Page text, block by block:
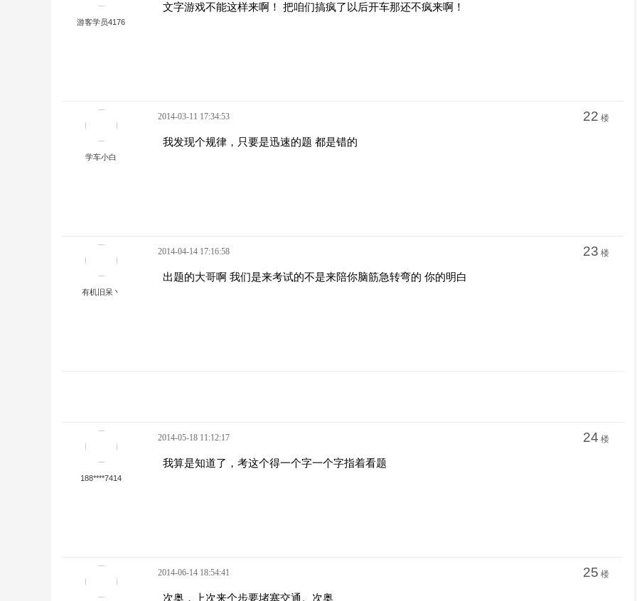
游客学员4176
文字游戏不能这样来啊！ 把咱们搞疯了以后开车那还不疯来啊！
学车小白
2014-03-11 17:34:53 22 楼
我发现个规律，只要是迅速的题 都是错的
有机旧呆丶
2014-04-14 17:16:58 23 楼
出题的大哥啊 我们是来考试的不是来陪你脑筋急转弯的 你的明白
188****7414
2014-05-18 11:12:17 24 楼
我算是知道了，考这个得一个字一个字指着看题
2014-06-14 18:54:41 25 楼
次奥，上次来个步要堵塞交通。次奥